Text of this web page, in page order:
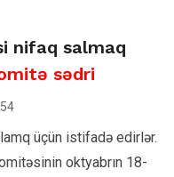
nifaq salmaq
sədri
üçün istifadə edirlər.
oktyabrın 18-